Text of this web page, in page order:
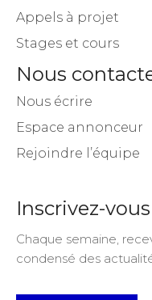
Appels à projet
Stages et cours
Nous
Nous écrire
Espace annonceur
Rejoindre l’équipe
Inscrivez-
Chaque semaine,
condensé des